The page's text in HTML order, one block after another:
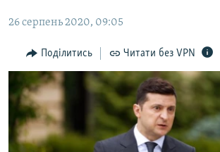
Перейти
пошуку
ПОГЛЯД
ІНТЕРВ'Ю
ВСЕ ЗА ДЕНЬ
СПЕЦПРОЕКТИ
ДЕПОРТАЦІЯ
ЯК ОБІЙТИ БЛОКУВАННЯ
26 серпень 2020, 09:05
Поділитись Читати без VPN